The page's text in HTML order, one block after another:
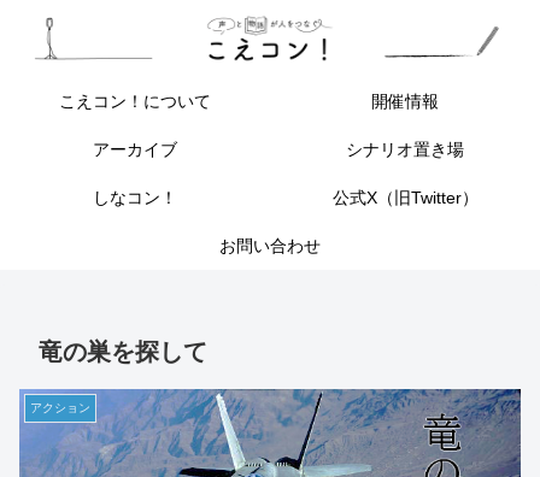
こえコン！について 開催情報
アーカイブ シナリオ置き場
しなコン！ 公式X（旧Twitter）
お問い合わせ
竜の巣を探して
アクション